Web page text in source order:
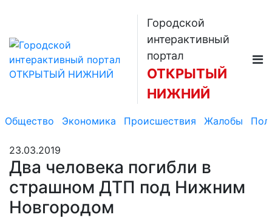
Городской
интерактивный
портал
ОТКРЫТЫЙ
НИЖНИЙ
Общество Экономика Происшествия Жалобы
23.03.2019
Два человека погибли в
страшном ДТП под Нижним
Новгородом